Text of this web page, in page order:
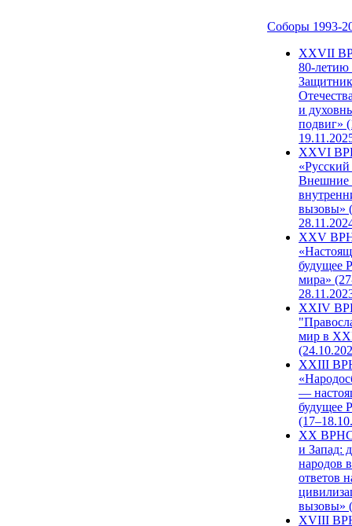
Соборы 1993-
ХХVII
80-
и
подвиг»
XXVI
Внешние
вызовы»
XXV
будущее
мира»
XXIV
мир в
XXIII
—
будущее
XX ВРНС
и Запад:
народов
ответов
вызовы»
XVIII